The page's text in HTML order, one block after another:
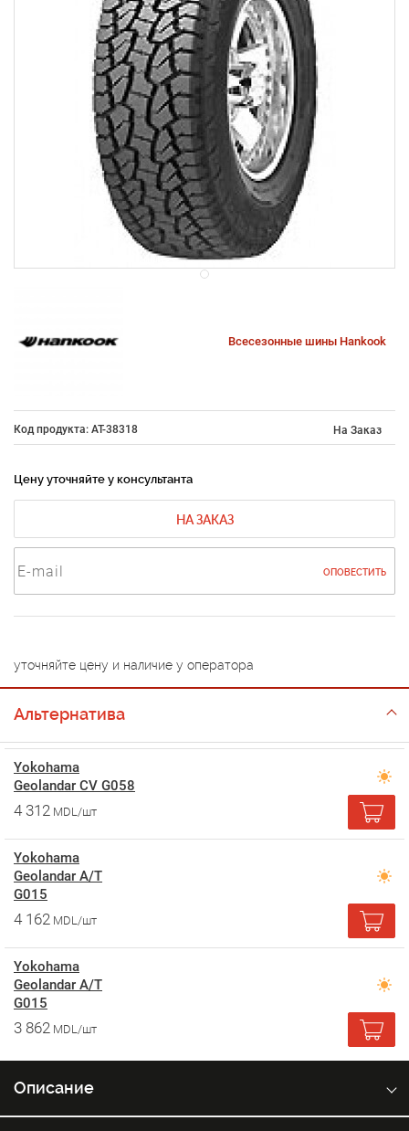
Всесезонные шины Hankook
Код продукта: AT-38318 На Заказ
Цену уточняйте у консультанта
НА ЗАКАЗ
ОПОВЕСТИТЬ
уточняйте цену и наличие у оператора
Альтернатива
Yokohama
Geolandar CV G058
4 312 MDL/шт
Yokohama
Geolandar A/T
G015
4 162 MDL/шт
Yokohama
Geolandar A/T
G015
3 862 MDL/шт
Описание